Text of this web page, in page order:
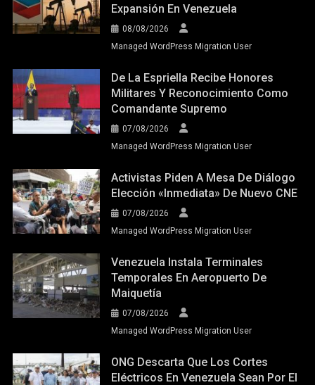
Expansión En Venezuela
08/08/2026
Managed WordPress Migration User
De La Espriella Recibe Honores
Militares Y Reconocimiento Como
Comandante Supremo
07/08/2026
Managed WordPress Migration User
Activistas Piden A Mesa De Diálogo
Elección «inmediata» De Nuevo CNE
07/08/2026
Managed WordPress Migration User
Venezuela Instala Terminales
Temporales En Aeropuerto De
Maiquetía
07/08/2026
Managed WordPress Migration User
ONG Descarta Que Los Cortes
Eléctricos En Venezuela Sean Por El